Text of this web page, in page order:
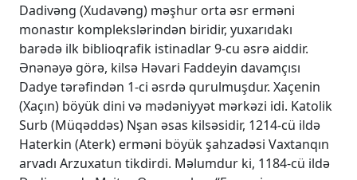
Dadivəng (Xudavəng) məşhur orta əsr erməni
monastır komplekslərindən biridir, yuxarıdakı
barədə ilk biblioqrafik istinadlar 9-cu əsrə aiddir.
Ənənəyə görə, kilsə Həvari Faddeyin davamçısı
Dadye tərəfindən 1-ci əsrdə qurulmuşdur. Xaçenin
(Xaçın) böyük dini və mədəniyyət mərkəzi idi. Katolik
Surb (Müqəddəs) Nşan əsas kilsəsidir, 1214-cü ildə
Haterkin (Aterk) erməni böyük şahzadəsi Vaxtanqın
arvadı Arzuxatun tikdirdi. Məlumdur ki, 1184-cü ildə